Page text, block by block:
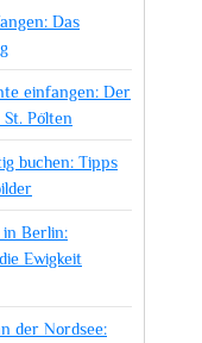
Das
einfangen: Der
Pölten
buchen: Tipps
in Berlin:
Ewigkeit
der Nordsee: